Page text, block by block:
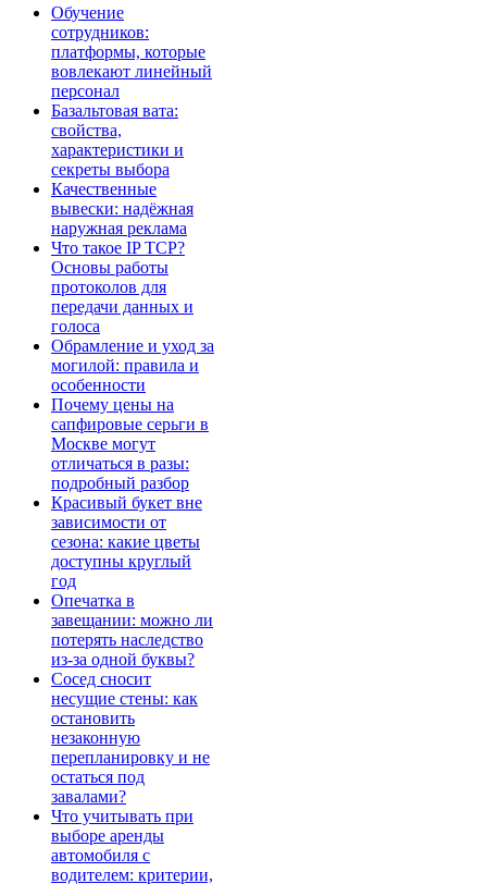
Обучение
сотрудников:
платформы, которые
вовлекают линейный
персонал
Базальтовая вата:
свойства,
характеристики и
секреты выбора
Качественные
вывески: надёжная
наружная реклама
Что такое IP TCP?
Основы работы
протоколов для
передачи данных и
голоса
Обрамление и уход за
могилой: правила и
особенности
Почему цены на
сапфировые серьги в
Москве могут
отличаться в разы:
подробный разбор
Красивый букет вне
зависимости от
сезона: какие цветы
доступны круглый
год
Опечатка в
завещании: можно ли
потерять наследство
из-за одной буквы?
Сосед сносит
несущие стены: как
остановить
незаконную
перепланировку и не
остаться под
завалами?
Что учитывать при
выборе аренды
автомобиля с
водителем: критерии,